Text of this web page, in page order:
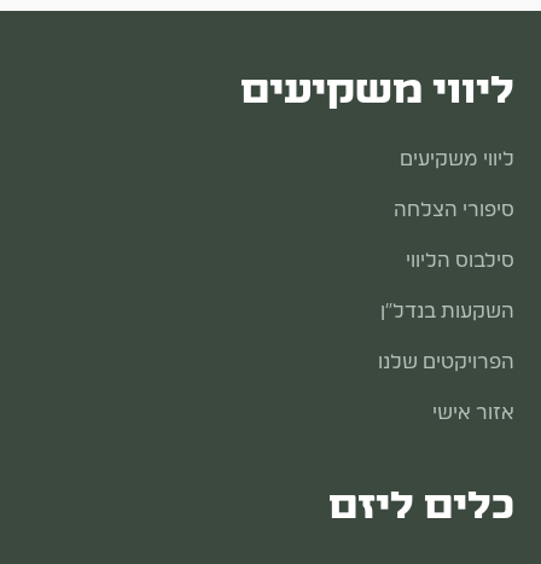
ליווי משקיעים
ליווי משקיעים
סיפורי הצלחה
סילבוס הליווי
השקעות בנדל״ן
הפרויקטים שלנו
אזור אישי
כלים ליזם